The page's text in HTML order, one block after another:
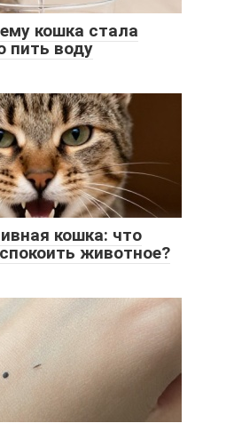
кошка стала
пить воду
кошка: что
животное?